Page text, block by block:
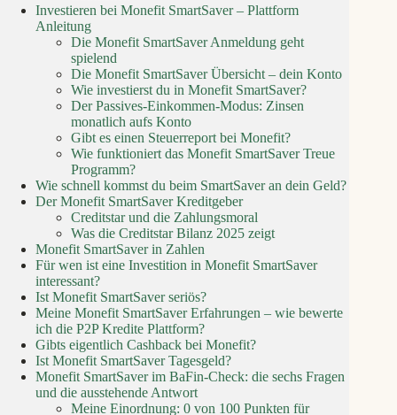
Investieren bei Monefit SmartSaver – Plattform
Anleitung
Die Monefit SmartSaver Anmeldung geht
spielend
Die Monefit SmartSaver Übersicht – dein Konto
Wie investierst du in Monefit SmartSaver?
Der Passives-Einkommen-Modus: Zinsen
monatlich aufs Konto
Gibt es einen Steuerreport bei Monefit?
Wie funktioniert das Monefit SmartSaver Treue
Programm?
Wie schnell kommst du beim SmartSaver an dein Geld?
Der Monefit SmartSaver Kreditgeber
Creditstar und die Zahlungsmoral
Was die Creditstar Bilanz 2025 zeigt
Monefit SmartSaver in Zahlen
Für wen ist eine Investition in Monefit SmartSaver
interessant?
Ist Monefit SmartSaver seriös?
Meine Monefit SmartSaver Erfahrungen – wie bewerte
ich die P2P Kredite Plattform?
Gibts eigentlich Cashback bei Monefit?
Ist Monefit SmartSaver Tagesgeld?
Monefit SmartSaver im BaFin-Check: die sechs Fragen
und die ausstehende Antwort
Meine Einordnung: 0 von 100 Punkten für